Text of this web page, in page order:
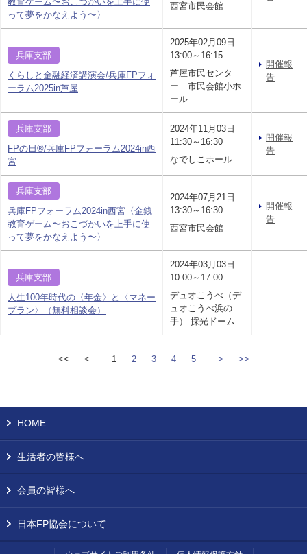
って夢をかなえよう〜〉
西宮市民会館
兵庫支部
くらしと金融経済講演会/兵庫FPフォ
ーラム2025in芦屋
2025年02月09日
13:00～16:15
芦屋市民センタ
ー 市民会館小ホ
ール
開催報
告
兵庫支部
FPの日®/兵庫FPフォーラム2024in西
宮
2024年11月03日
11:30～16:30
なでしこホール
開催報
告
兵庫支部
兵庫FPフォーラム2024in西宮〈金銭
教育ゲーム〜おこづかいを上手に使
って夢をかなえよう〜〉
2024年07月21日
13:30～16:30
西宮市民会館
開催報
告
兵庫支部
人生100年時代の〈年金〉と〈マネー
プラン〉（無料相談会）
2024年03月03日
10:00～17:00
デュオこうべ（デ
ュオこうべ浜の
手） 採光ドーム
<< < 1 2 3 4 5 > >>
HOME
生活者の皆様へ
会員の皆様へ
日本FP協会について